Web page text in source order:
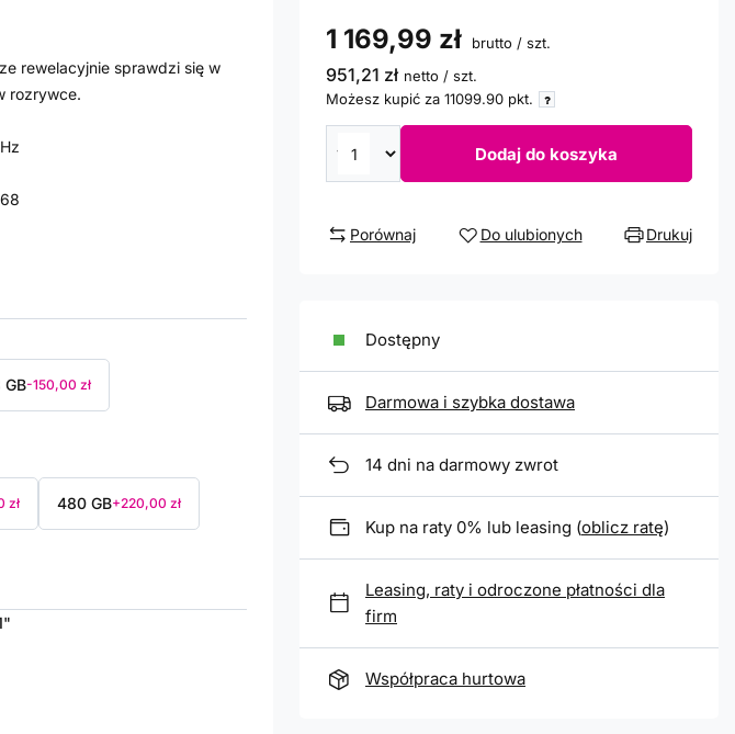
rewelacyjnie sprawdzi się w
rozrywce.
GB-150,00 zł
zł 480 GB+220,00 zł
1 169,99 zł brutto / szt.
951,21 zł netto / szt.
Możesz kupić za 11099.90 pkt.
Dodaj do koszyka
Porównaj Do ulubionych Drukuj
Dostępny
Darmowa i szybka dostawa
14 dni na darmowy zwrot
Kup na raty 0% lub leasing (oblicz ratę)
Leasing, raty i odroczone płatności dla
firm
Współpraca hurtowa